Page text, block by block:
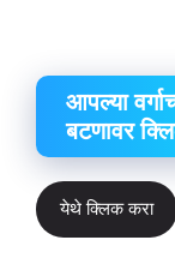
आपल्या
बटणावर
येथे क्लिक करा